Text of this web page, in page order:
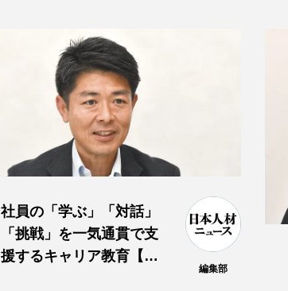
社員の「学ぶ」「対話」
「挑戦」を一気通貫で支
援するキャリア教育【東
編集部